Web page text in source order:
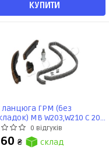
КУПИТИ
ланцюга ГРМ (без
MB W203,W210 C 200
S203 220 CDI, W211 E
(01-)(07-) (KJK0500)
0 відгуків
₴ склад